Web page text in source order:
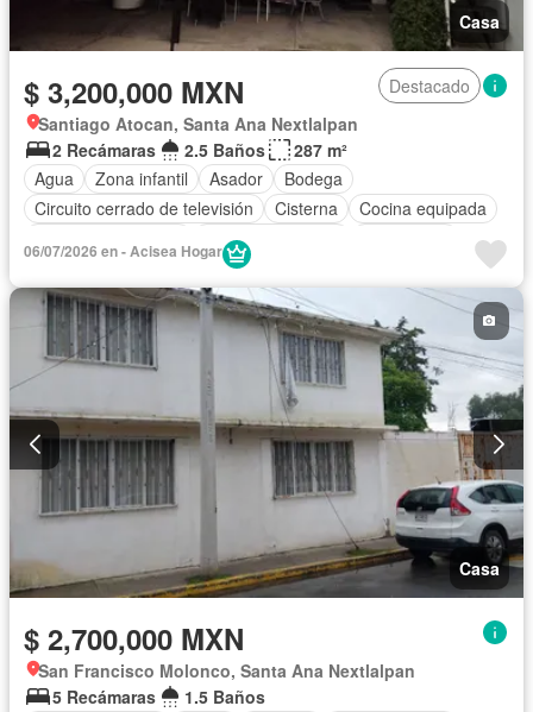
Casa
$ 3,200,000 MXN
Destacado
Santiago Atocan, Santa Ana Nextlalpan
2 Recámaras
2.5 Baños
287 m²
Agua
Zona infantil Asador
Bodega
Circuito cerrado de televisión
Cisterna
Cocina equipada
Cuarto de servicio
Gimnasio
Sala polivalente
Seguridad Televisión por cable
Wifi
Zonas verdes
Sin amueblar
06/07/2026 en - Acisea Hogar
Casa
$ 2,700,000 MXN
San Francisco Molonco, Santa Ana Nextlalpan
5 Recámaras
1.5 Baños